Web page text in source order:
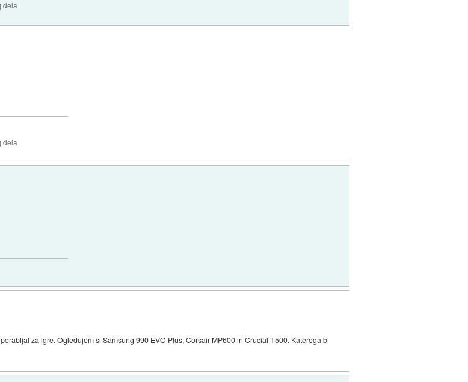
dela
dela
za igre. Ogledujem si Samsung 990 EVO Plus, Corsair MP600 in Crucial T500. Katerega bi